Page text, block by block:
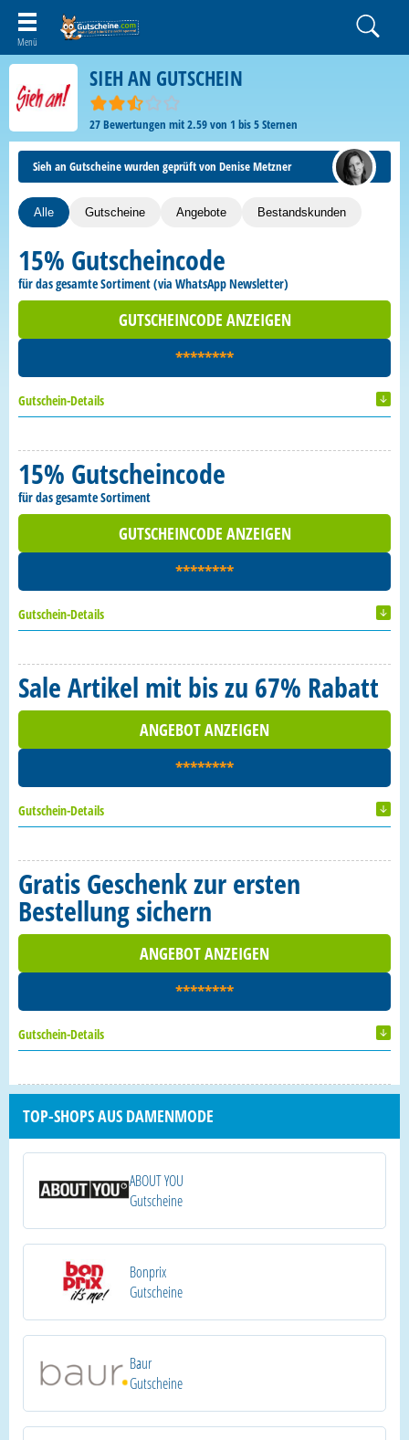
SIEH AN GUTSCHEIN
27Bewertungen mit2.59von 1 bis5Sternen
Sieh an Gutscheine wurden geprüft von Denise Metzner
Alle Gutscheine Angebote Bestandskunden
15% Gutscheincode
für das gesamte Sortiment (via WhatsApp Newsletter)
GUTSCHEINCODE ANZEIGEN
********
Gutschein-Details
15% Gutscheincode
für das gesamte Sortiment
GUTSCHEINCODE ANZEIGEN
********
Gutschein-Details
Sale Artikel mit bis zu 67% Rabatt
ANGEBOT ANZEIGEN
********
Gutschein-Details
Gratis Geschenk zur ersten
Bestellung sichern
ANGEBOT ANZEIGEN
********
Gutschein-Details
TOP-SHOPS AUS DAMENMODE
ABOUT YOU
Gutscheine
Bonprix
Gutscheine
Baur
Gutscheine